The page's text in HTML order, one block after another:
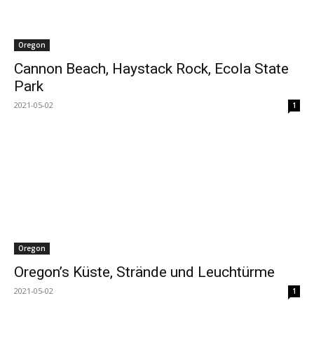
Oregon
Cannon Beach, Haystack Rock, Ecola State
Park
2021-05-02 1
Oregon
Oregon’s Küste, Strände und Leuchtürme
2021-05-02 1